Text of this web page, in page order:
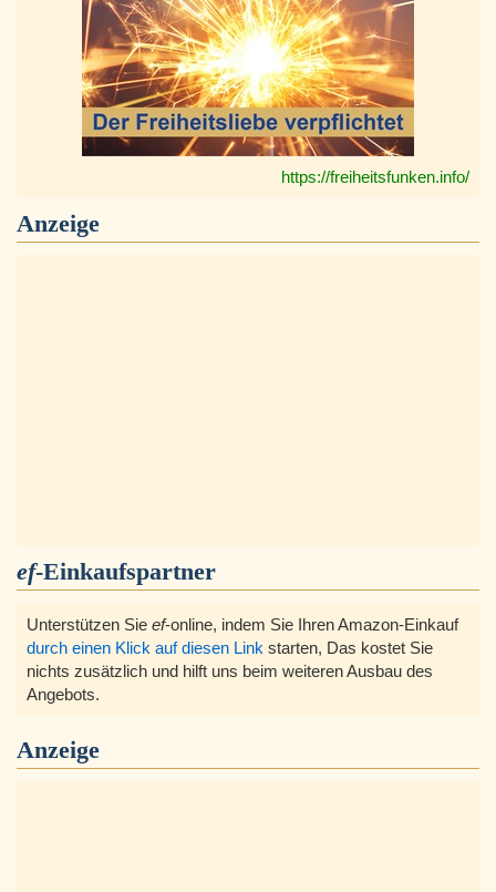
https://freiheitsfunken.info/
Anzeige
ef-Einkaufspartner
Unterstützen Sie ef-online, indem Sie Ihren Amazon-Einkauf
durch einen Klick auf diesen Link starten, Das kostet Sie
nichts zusätzlich und hilft uns beim weiteren Ausbau des
Angebots.
Anzeige